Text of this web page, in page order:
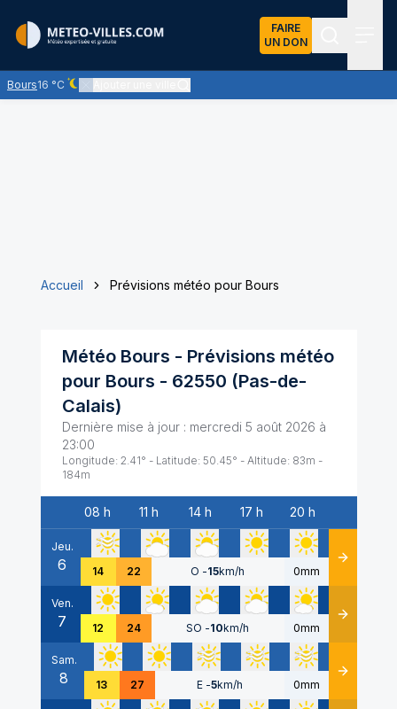
FAIRE
UN DON
Bours16 °C
Ciel dégagé - quasiment pas de nuages
Accueil Prévisions météo pour Bours
Météo Bours - Prévisions météo
pour Bours - 62550 (Pas-de-
Calais)
Dernière mise à jour : mercredi 5 août 2026 à
23:00
Longitude: 2.41° - Latitude: 50.45° - Altitude: 83m -
184m
Date
08 h 11 h 14 h 17 h 20 h
Jeu.
6 14 22 O -15km/h 0mm Détails
Ven.
7 12 24 SO -10km/h 0mm Détails
Sam.
8 13 27 E -5km/h 0mm Détails